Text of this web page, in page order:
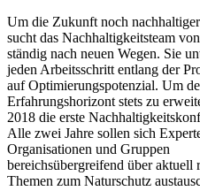
Um die Zukunft noch
sucht das Nachhaltigkeitsteam
ständig nach neuen Wegen. Sie
jeden Arbeitsschritt entlang der
auf Optimierungspotenzial. Um
Erfahrungshorizont stets zu
2018 die erste
Alle zwei Jahre sollen sich
Organisationen und Gruppen
bereichsübergreifend über aktuell
Themen zum Naturschutz